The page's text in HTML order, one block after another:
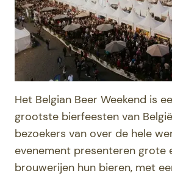
Het Belgian Beer Weekend is
grootste bierfeesten van
bezoekers van over de hele
evenement presenteren grote
brouwerijen hun bieren, met